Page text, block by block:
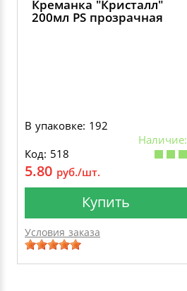
Креманка "Кристалл"
200мл PS прозрачная
В упаковке: 192
Наличие:
Код: 518
5.80 руб./шт.
Купить
Условия заказа